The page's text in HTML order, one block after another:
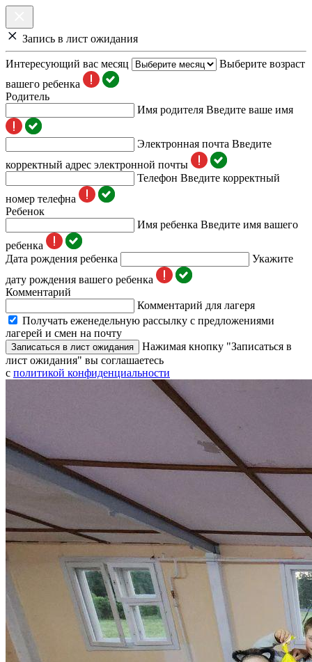
Запись в лист ожидания
Интересующий вас месяц
Выберите возраст
вашего ребенка
Родитель
Имя родителя Введите ваше имя
Электронная почта Введите
корректный адрес электронной почты
Телефон Введите корректный
номер телефна
Ребенок
Имя ребенка Введите имя вашего
ребенка
Дата рождения ребенка
Укажите
дату рождения вашего ребенка
Комментарий
Комментарий для лагеря
Получать еженедельную рассылку с предложениями
лагерей и смен на почту
Записаться в лист ожидания
Нажимая кнопку "Записаться в
лист ожидания" вы соглашаетесь
с политикой конфиденциальности